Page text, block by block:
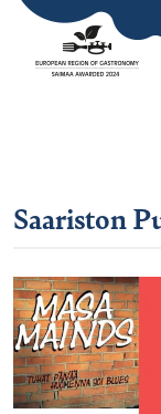
Saariston